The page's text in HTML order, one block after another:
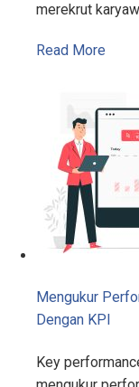
merekrut
Read More
Mengukur
Dengan KPI
Key